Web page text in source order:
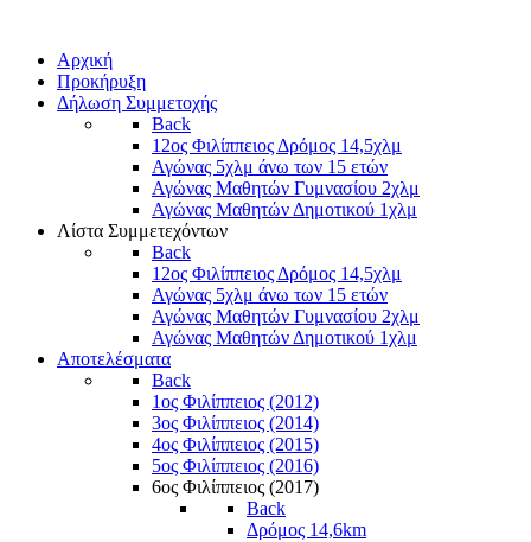
Αρχική
Προκήρυξη
Δήλωση Συμμετοχής
Back
12ος Φιλίππειος Δρόμος 14,5χλμ
Αγώνας 5χλμ άνω των 15 ετών
Αγώνας Μαθητών Γυμνασίου 2χλμ
Αγώνας Μαθητών Δημοτικού 1χλμ
Λίστα Συμμετεχόντων
Back
12ος Φιλίππειος Δρόμος 14,5χλμ
Αγώνας 5χλμ άνω των 15 ετών
Αγώνας Μαθητών Γυμνασίου 2χλμ
Αγώνας Μαθητών Δημοτικού 1χλμ
Αποτελέσματα
Back
1ος Φιλίππειος (2012)
3ος Φιλίππειος (2014)
4ος Φιλίππειος (2015)
5ος Φιλίππειος (2016)
6ος Φιλίππειος (2017)
Back
Δρόμος 14,6km